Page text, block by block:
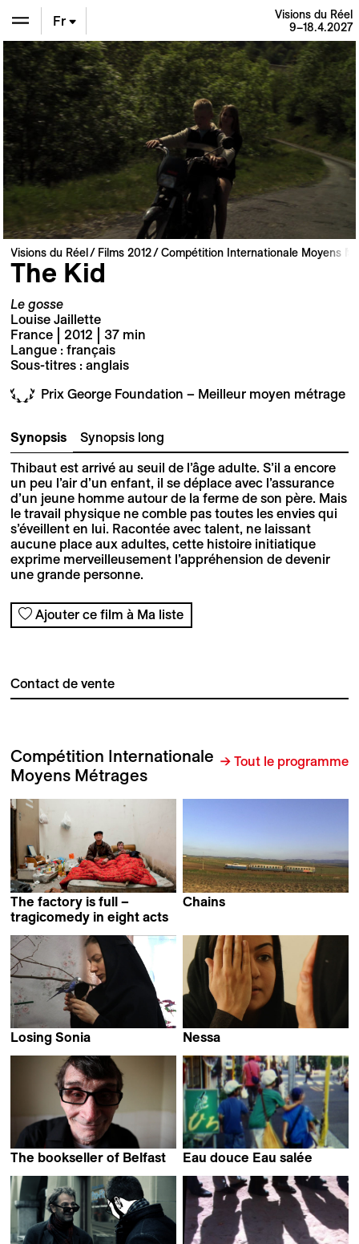
En
De
Fr
Visions du Réel
9–18.4.2027
Visions du Réel Films 2012 Compétition Internationale Moyens
The Kid
Le gosse
Louise Jaillette
France | 2012 | 37 min
Langue : français
Sous-titres : anglais
Prix George Foundation – Meilleur moyen métrage
Synopsis Synopsis long
Thibaut est arrivé au seuil de l’âge adulte. S’il a encore
un peu l’air d’un enfant, il se déplace avec l’assurance
d’un jeune homme autour de la ferme de son père. Mais
le travail physique ne comble pas toutes les envies qui
s’éveillent en lui. Racontée avec talent, ne laissant
aucune place aux adultes, cette histoire initiatique
exprime merveilleusement l’appréhension de devenir
une grande personne.
Ajouter ce film à Ma liste
Contact de vente
Compétition Internationale
Moyens Métrages
→ Tout le programme
The factory is full –
tragicomedy in eight acts
Chains
Losing Sonia
Nessa
The bookseller of Belfast
Eau douce Eau salée